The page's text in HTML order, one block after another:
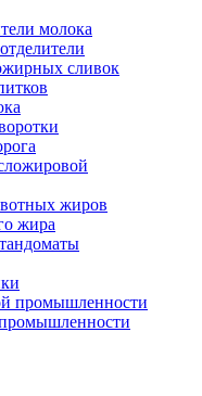
молока
сливок
жиров
жира